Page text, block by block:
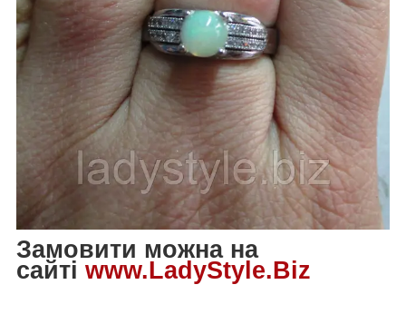
Замовити можна на
сайті www.LadyStyle.Biz